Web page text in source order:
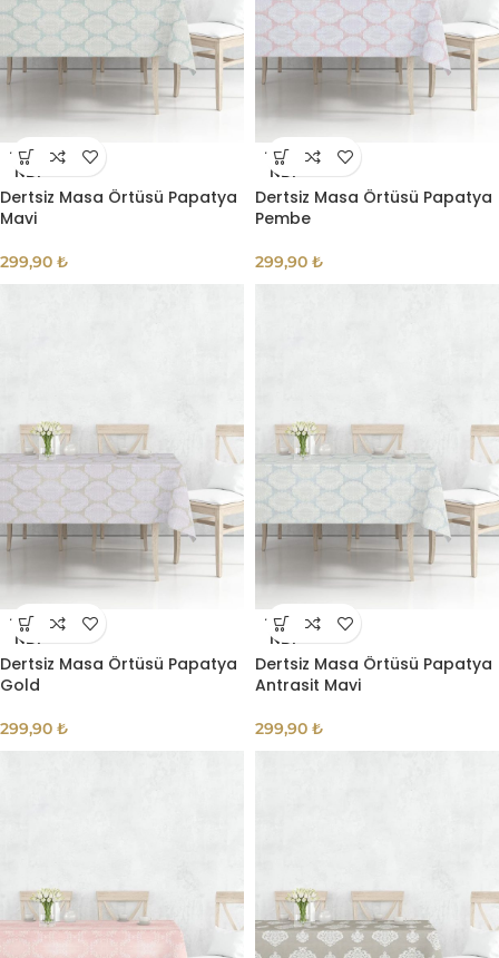
TÜKE
NDI
Dertsiz Masa Örtüsü Papatya
Mavi
299,90 ₺
TÜKE
NDI
Dertsiz Masa Örtüsü Papatya
Pembe
299,90 ₺
TÜKE
NDI
Dertsiz Masa Örtüsü Papatya
Gold
299,90 ₺
TÜKE
NDI
Dertsiz Masa Örtüsü Papatya
Antrasit Mavi
299,90 ₺